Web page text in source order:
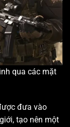
qua các mặt
đưa vào
tạo nên một